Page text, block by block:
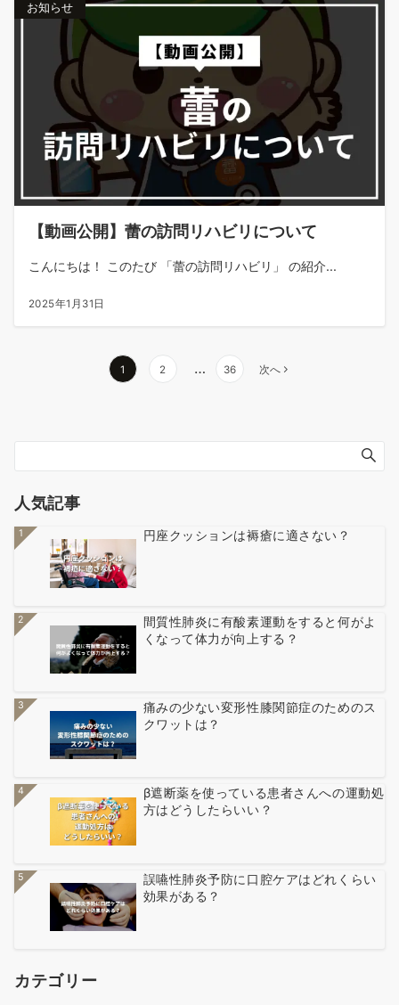
お知らせ
【動画公開】蕾の訪問リハビリについて
こんにちは！ このたび 「蕾の訪問リハビリ」 の紹介...
2025年1月31日
1 2 … 36 次へ
人気記事
1 円座クッションは褥瘡に適さない？
2
間質性肺炎に有酸素運動をすると何がよ
くなって体力が向上する？
3
痛みの少ない変形性膝関節症のためのス
クワットは？
4
β遮断薬を使っている患者さんへの運動処
方はどうしたらいい？
5
誤嚥性肺炎予防に口腔ケアはどれくらい
効果がある？
カテゴリー